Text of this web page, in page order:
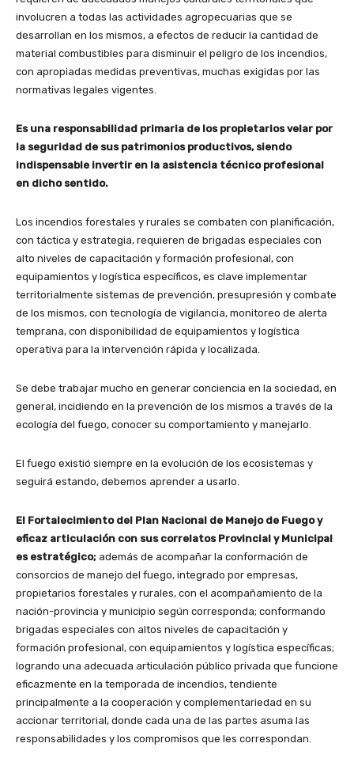
involucren a todas las actividades agropecuarias que se
desarrollan en los mismos, a efectos de reducir la cantidad de
material combustibles para disminuir el peligro de los incendios,
con apropiadas medidas preventivas, muchas exigidas por las
normativas legales vigentes.
Es una responsabilidad primaria de los propietarios velar por
la seguridad de sus patrimonios productivos, siendo
indispensable invertir en la asistencia técnico profesional
en dicho sentido.
Los incendios forestales y rurales se combaten con planificación,
con táctica y estrategia, requieren de brigadas especiales con
alto niveles de capacitación y formación profesional, con
equipamientos y logística específicos, es clave implementar
territorialmente sistemas de prevención, presupresión y combate
de los mismos, con tecnología de vigilancia, monitoreo de alerta
temprana, con disponibilidad de equipamientos y logística
operativa para la intervención rápida y localizada.
Se debe trabajar mucho en generar conciencia en la sociedad, en
general, incidiendo en la prevención de los mismos a través de la
ecología del fuego, conocer su comportamiento y manejarlo.
El fuego existió siempre en la evolución de los ecosistemas y
seguirá estando, debemos aprender a usarlo.
El Fortalecimiento del Plan Nacional de Manejo de Fuego y
eficaz articulación con sus correlatos Provincial y Municipal
es estratégico; además de acompañar la conformación de
consorcios de manejo del fuego, integrado por empresas,
propietarios forestales y rurales, con el acompañamiento de la
nación-provincia y municipio según corresponda; conformando
brigadas especiales con altos niveles de capacitación y
formación profesional, con equipamientos y logística específicas;
logrando una adecuada articulación público privada que funcione
eficazmente en la temporada de incendios, tendiente
principalmente a la cooperación y complementariedad en su
accionar territorial, donde cada una de las partes asuma las
responsabilidades y los compromisos que les correspondan.